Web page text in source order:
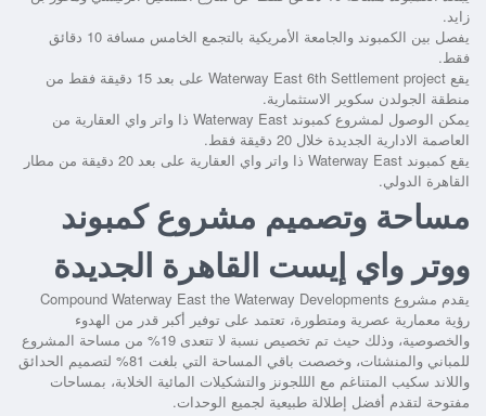
زايد.
يفصل بين الكمبوند والجامعة الأمريكية بالتجمع الخامس مسافة 10 دقائق
فقط.
يقع Waterway East 6th Settlement project على بعد 15 دقيقة فقط من
منطقة الجولدن سكوير الاستثمارية.
يمكن الوصول لمشروع كمبوند Waterway East ذا واتر واي العقارية من
العاصمة الادارية الجديدة خلال 20 دقيقة فقط.
يقع كمبوند Waterway East ذا واتر واي العقارية على بعد 20 دقيقة من مطار
القاهرة الدولي.
مساحة وتصميم مشروع كمبوند
ووتر واي إيست القاهرة الجديدة
يقدم مشروع Compound Waterway East the Waterway Developments
رؤية معمارية عصرية ومتطورة، تعتمد على توفير أكبر قدر من الهدوء
والخصوصية، وذلك حيث تم تخصيص نسبة لا تتعدى 19% من مساحة المشروع
للمباني والمنشئات، وخصصت باقي المساحة التي بلغت 81% لتصميم الحدائق
واللاند سكيب المتناغم مع الللجونز والتشكيلات المائية الخلابة، بمساحات
مفتوحة لتقدم أفضل إطلالة طبيعية لجميع الوحدات.